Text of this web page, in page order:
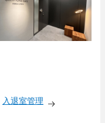
入退室管理